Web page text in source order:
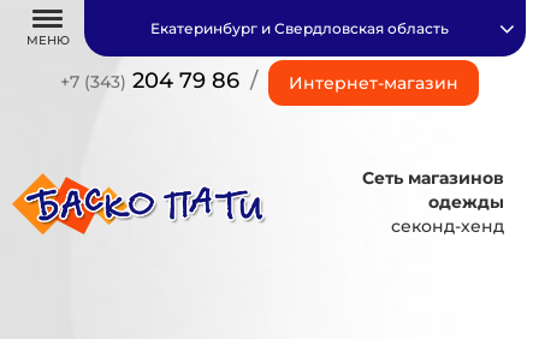
МЕНЮ
+7 (343) 204 79 86 / Интернет-магазин
Екатеринбург и Свердловская область
Сеть магазинов
одежды
секонд-хенд